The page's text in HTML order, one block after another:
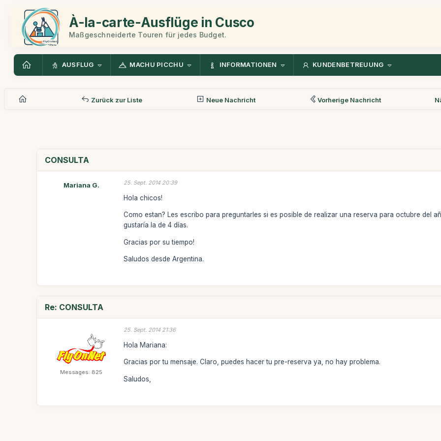
À-la-carte-Ausflüge in Cusco
Maßgeschneiderte Touren für jedes Budget.
AUSFLUG MACHU PICCHU INFORMATIONEN KUNDENBETREUUNG
Zurück zur Liste Neue Nachricht Vorherige Nachricht
CONSULTA
Mariana G. 25. Sept. 2014 20:39
Hola chicos!
Como estan? Les escribo para preguntarles si es posible de realizar una reserva para octubre del
gustaría la de 4 días.
Gracias por su tiempo!
Saludos desde Argentina.
Re: CONSULTA
Messages: 825
25. Sept. 2014 21:36
Hola Mariana:
Gracias por tu mensaje. Claro, puedes hacer tu pre-reserva ya, no hay problema.
Saludos,